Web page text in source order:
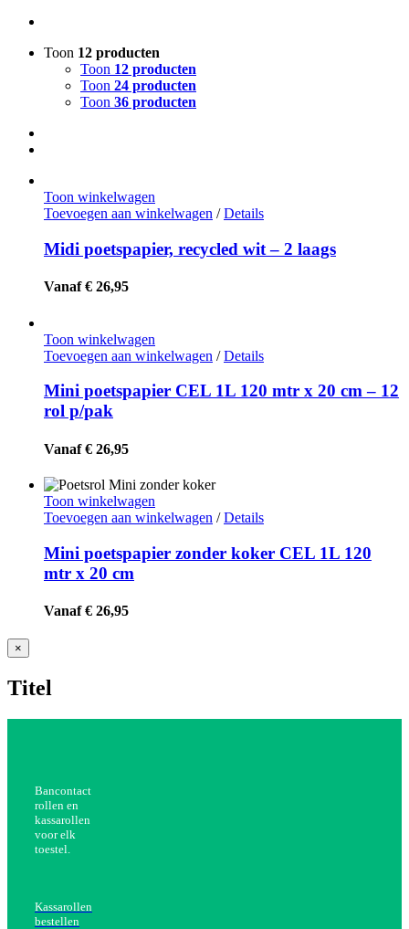
Toon 12 producten
Toon 12 producten
Toon 24 producten
Toon 36 producten
Toon winkelwagen
Toevoegen aan winkelwagen / Details
Midi poetspapier, recycled wit – 2 laags
Vanaf € 26,95
Toon winkelwagen
Toevoegen aan winkelwagen / Details
Mini poetspapier CEL 1L 120 mtr x 20 cm – 12
rol p/pak
Vanaf € 26,95
Toon winkelwagen
Toevoegen aan winkelwagen / Details
Mini poetspapier zonder koker CEL 1L 120
mtr x 20 cm
Vanaf € 26,95
Close
product
view
×
Titel
Bancontact
rollen en
kassarollen
voor elk
toestel.
Kassarollen
bestellen